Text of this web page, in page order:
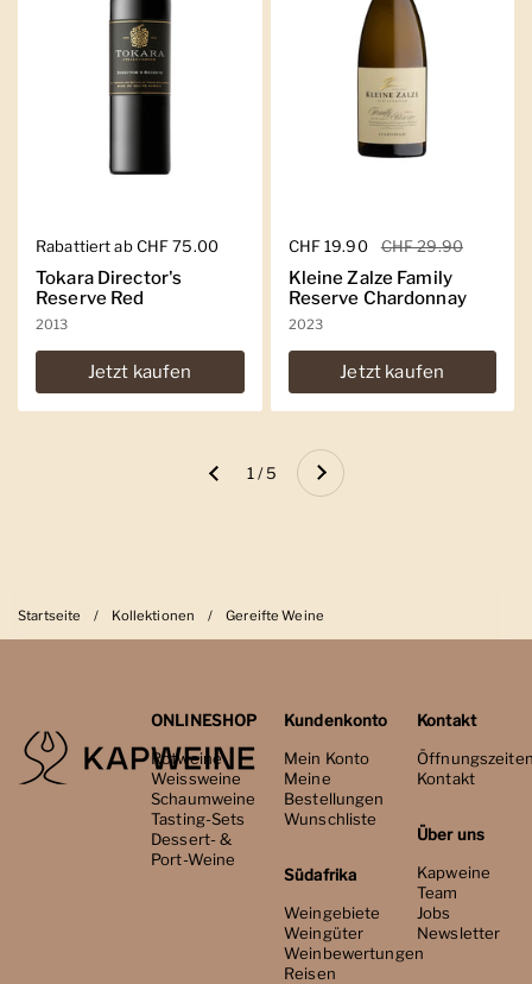
Regulärer Preis
Rabattiert ab CHF 75.00
Tokara Director's
Reserve Red
2013
Jetzt kaufen
Regulärer Preis
CHF 19.90 Sale-Preis
CHF 29.90
Kleine Zalze Family
Reserve Chardonnay
2023
Jetzt kaufen
Zurück 1 / 5 Weiter
Startseite / Kollektionen / Gereifte Weine
ONLINESHOP
Rotweine
Weissweine
Schaumweine
Tasting-Sets
Dessert- &
Port-Weine
Kundenkonto
Mein Konto
Meine
Bestellungen
Wunschliste
Südafrika
Weingebiete
Weingüter
Weinbewertungen
Reisen
Kontakt
Kontakt
Über uns
Kapweine
Team
Jobs
Newsletter